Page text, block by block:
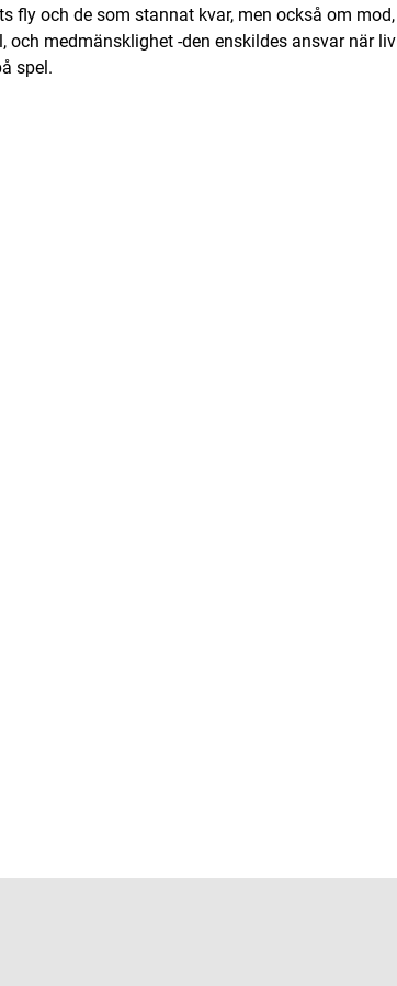
fly och de som stannat kvar, men också om mod,
och medmänsklighet -den enskildes ansvar när liv
spel.